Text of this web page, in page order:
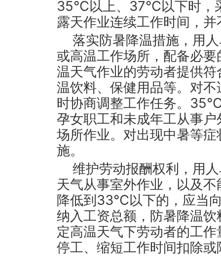
35℃以上、37℃以下时，
露天作业连续工作时间，
落实防暑降温措施，用
或高温工作场所，配备必
温天气作业的劳动者提供
温饮料、保健用品等。对
时协商调整工作任务。
孕女职工和未成年工从事
场所作业。对出现中暑等
施。
维护劳动报酬权利，用
天气从事室外作业，以及
降低到33℃以下的，应当
纳入工资总额，防暑降温
定高温天气下劳动者的工
停工、缩短工作时间扣除